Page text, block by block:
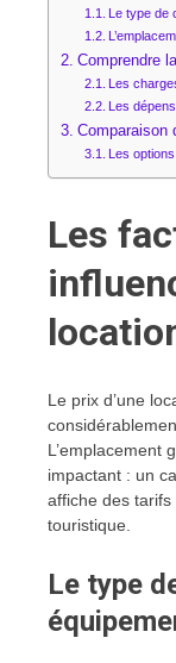
Le type de
Comprendre
Les
Les
Comparaison
Les
Les
Le prix d’une
L’emplacement
impactant : un
affiche des tarifs
touristique.
Le type